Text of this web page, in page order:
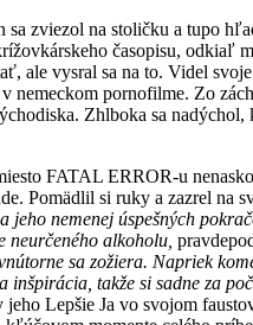
zviezol na stoličku a tupo
časopisu, odkiaľ
ale vysral sa na to. Videl svoje
nemeckom pornofilme. Zo
Zhlboka sa
FATAL ERROR-u
Pomädlil si ruky a zazrel na
jeho nemenej úspešných pokrač
neurčeného alkoholu,
útorne sa zožiera. Napriek
inšpirácia, takže si sadne za po
Lepšie Ja vo svojom